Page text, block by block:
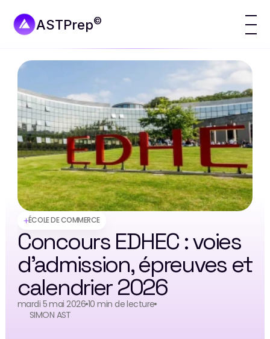
ASTPrep©
ÉCOLE DE COMMERCE
Concours EDHEC : voies
d'admission, épreuves et
calendrier 2026
mardi 5 mai 2026 10 min de lecture
SIMON AST